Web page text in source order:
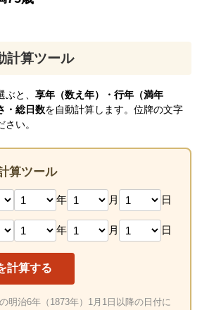
計算ツール
と、 享年（数え年）・行年（満年
・総日数を自動計算します。位牌の文字
い。
算ツール
年 月 日
年 月 日
計算する
明治6年（1873年）1月1日以降の日付に